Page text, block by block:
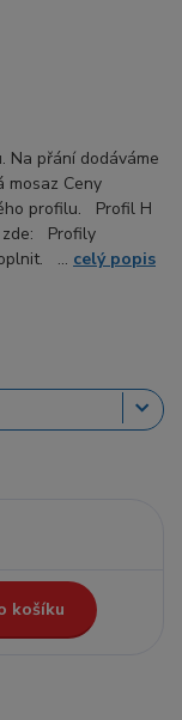
Na přání dodáváme
mosaz Ceny
profilu. Profil H
zde: Profily
... celý popis
košíku